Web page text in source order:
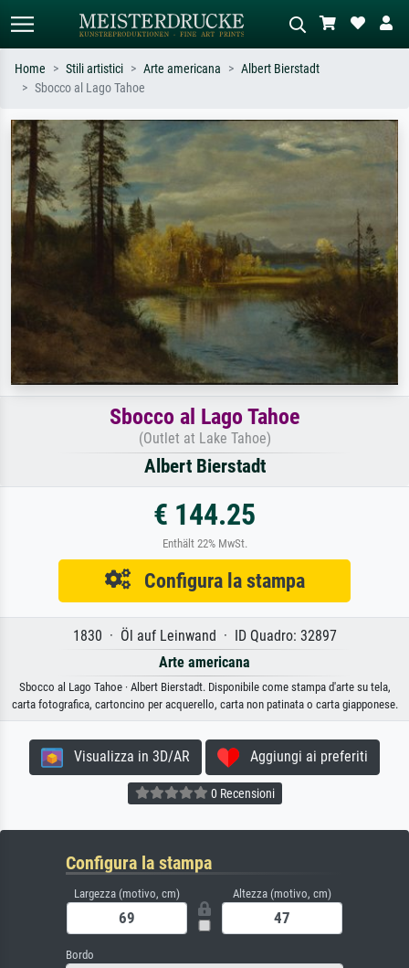
Cerca per artista, titolo o stile – es.
Monet, Notte stellata,
Impressionismo, onda di Hokusai,
nudo.
Descrivi la scena – es. prato verde,
astratto con molto rosso, dipinto a
olio scuro, nudo in piedi vicino a un
Home Stili artistici Arte americana
Albert Bierstadt
Sbocco al Lago Tahoe
Sbocco al Lago Tahoe
(Outlet at Lake Tahoe)
Albert Bierstadt
€ 144.25
Enthält 22% MwSt.
Configura la stampa
1830 · Öl auf Leinwand · ID Quadro: 32897
Arte americana
Sbocco al Lago Tahoe · Albert Bierstadt. Disponibile come stampa d'arte su tela,
carta fotografica, cartoncino per acquerello, carta non patinata o carta giapponese.
Visualizza in 3D/AR Aggiungi ai preferiti
0 Recensioni
Configura la stampa
Largezza (motivo, cm) Altezza (motivo, cm)
Bordo